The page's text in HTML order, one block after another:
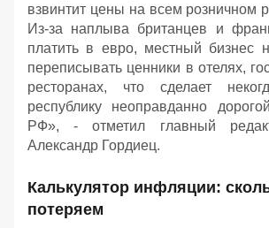
взвинтит цены на всем розничном
Из-за наплыва британцев и
платить в евро, местный бизнес
переписывать ценники в отелях,
ресторанах, что сделает
республику неоправданно
РФ», - отметил главный
Александр Гордиец.
Калькулятор инфляции:
потеряем